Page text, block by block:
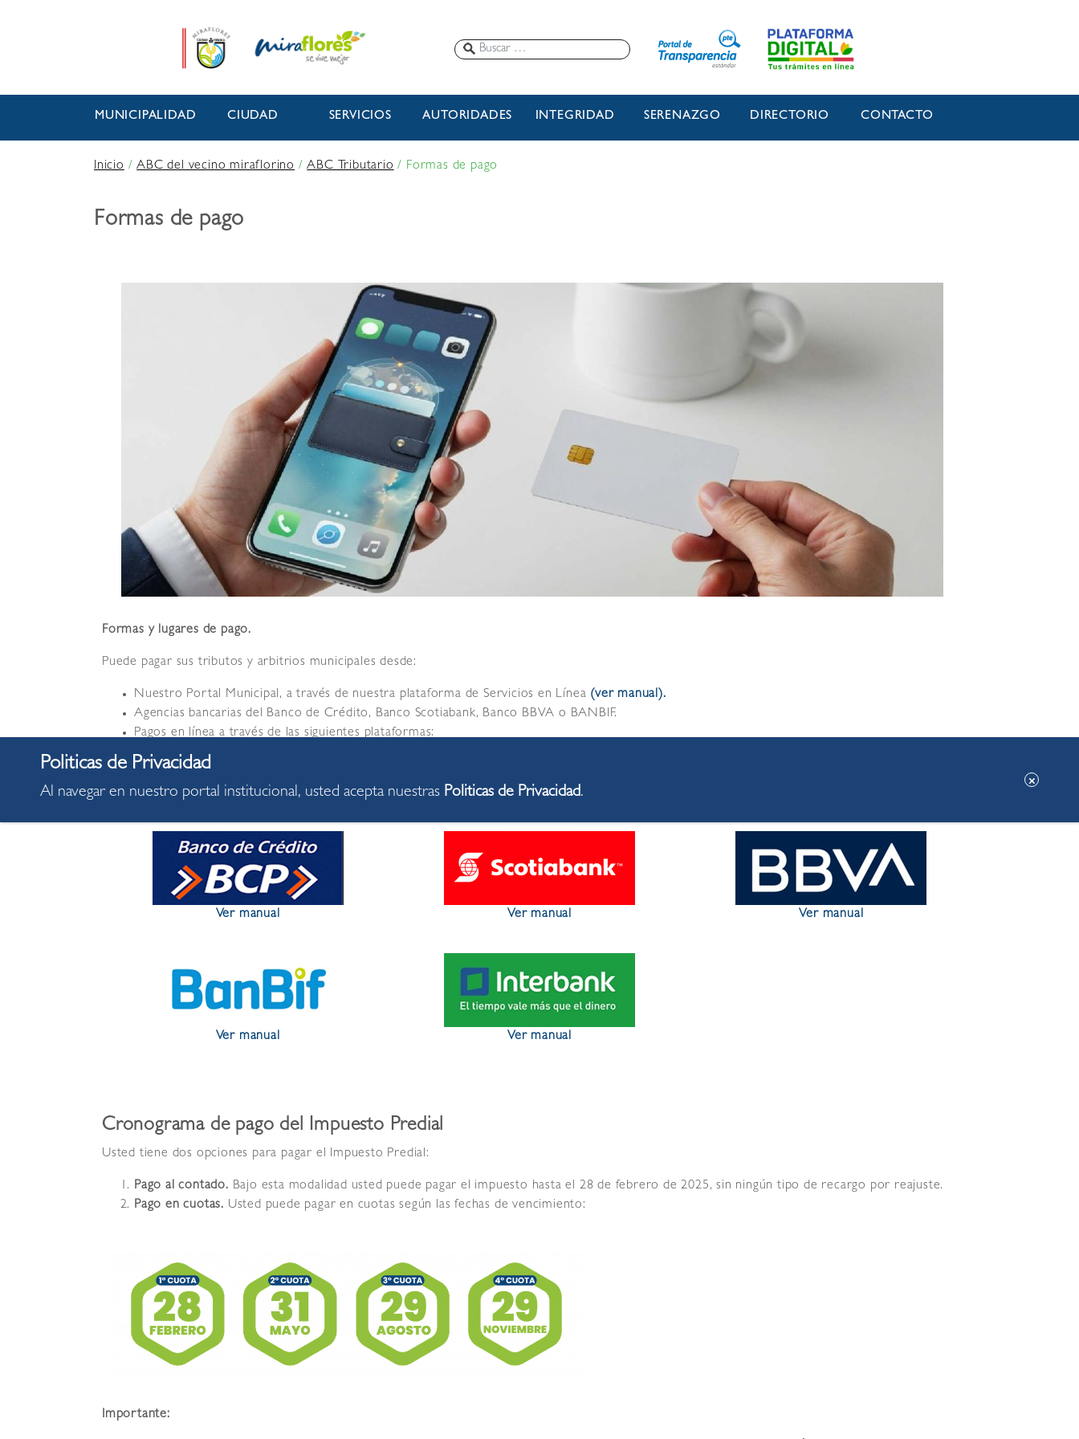
MUNICIPALIDAD CIUDAD SERVICIOS AUTORIDADES INTEGRIDAD SERENAZGO DIRECTORIO CONTACTO
Inicio/ABC del vecino miraflorino /ABC Tributario/ Formas de pago
Formas de pago
Formas y lugares de pago.
Puede pagar sus tributos y arbitrios municipales desde:
Nuestro Portal Municipal, a través de nuestra plataforma de Servicios en Línea (ver manual).
Agencias bancarias del Banco de Crédito, Banco Scotiabank, Banco BBVA o BANBIF.
Pagos en línea a través de las siguientes plataformas:
* Darle click al banco que le corresponda para conocer el manual de pago.
Ver manual Ver manual Ver manual
Ver manual Ver manual
Cronograma de pago del Impuesto Predial
Usted tiene dos opciones para pagar el Impuesto Predial:
Pago al contado. Bajo esta modalidad usted puede pagar el impuesto hasta el 28 de febrero de 2025, sin ningún tipo de recargo por reajuste.
Pago en cuotas. Usted puede pagar en cuotas según las fechas de vencimiento:
Importante:
Al navegar en nuestro portal institucional, usted acepta nuestras Politicas de Privacidad.